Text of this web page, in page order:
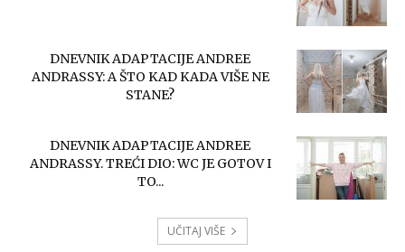
DNEVNIK ADAPTACIJE ANDREE
ANDRASSY: A ŠTO KAD KADA VIŠE NE
STANE?
DNEVNIK ADAPTACIJE ANDREE
ANDRASSY. TREĆI DIO: WC JE GOTOV I
TO...
UČITAJ VIŠE